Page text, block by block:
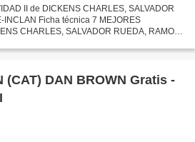
II de DICKENS CHARLES, SALVADOR
INCLAN Ficha técnica 7 MEJORES
CHARLES, SALVADOR RUEDA, RAMON
(CAT) DAN BROWN Gratis -